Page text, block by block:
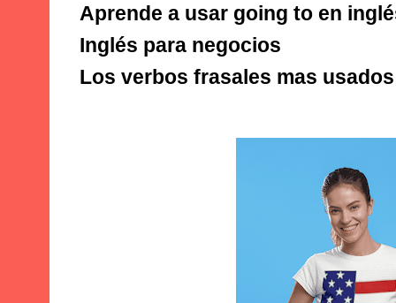
Aprende a usar going to en
Inglés para negocios
Los verbos frasales mas